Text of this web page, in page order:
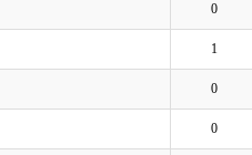
0
1
0
0